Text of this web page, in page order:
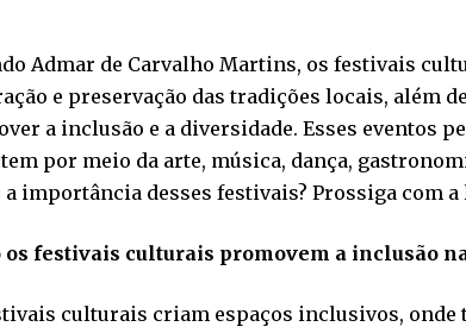
Admar de Carvalho Martins, os festivais
e preservação das tradições locais, além
a inclusão e a diversidade. Esses eventos
por meio da arte, música, dança,
a importância desses festivais? Prossiga com
os festivais culturais promovem a inclusão
culturais criam espaços inclusivos, onde